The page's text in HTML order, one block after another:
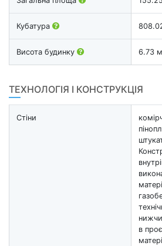
Кубатура
Висота будинку 6.73 м
ТЕХНОЛОГІЯ І КОНСТРУКЦІЯ
Стіни
в